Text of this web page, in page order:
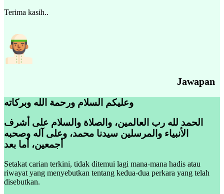
Terima kasih..
Jawapan
وعليكم السلام ورحمة الله وبركاته
الحمد لله رب العالمين، والصلاة والسلام على أشرف
الأنبياء والمرسلين سيدنا محمد، وعلى آله وصحبه
أجمعين، أما بعد
Setakat carian terkini, tidak ditemui lagi mana-mana hadis atau
riwayat yang menyebutkan tentang kedua-dua perkara yang telah
disebutkan.